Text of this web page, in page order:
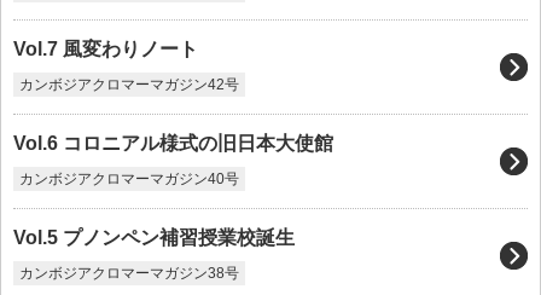
Vol.7 風変わりノート
カンボジアクロマーマガジン42号
Vol.6 コロニアル様式の旧日本大使館
カンボジアクロマーマガジン40号
Vol.5 プノンペン補習授業校誕生
カンボジアクロマーマガジン38号